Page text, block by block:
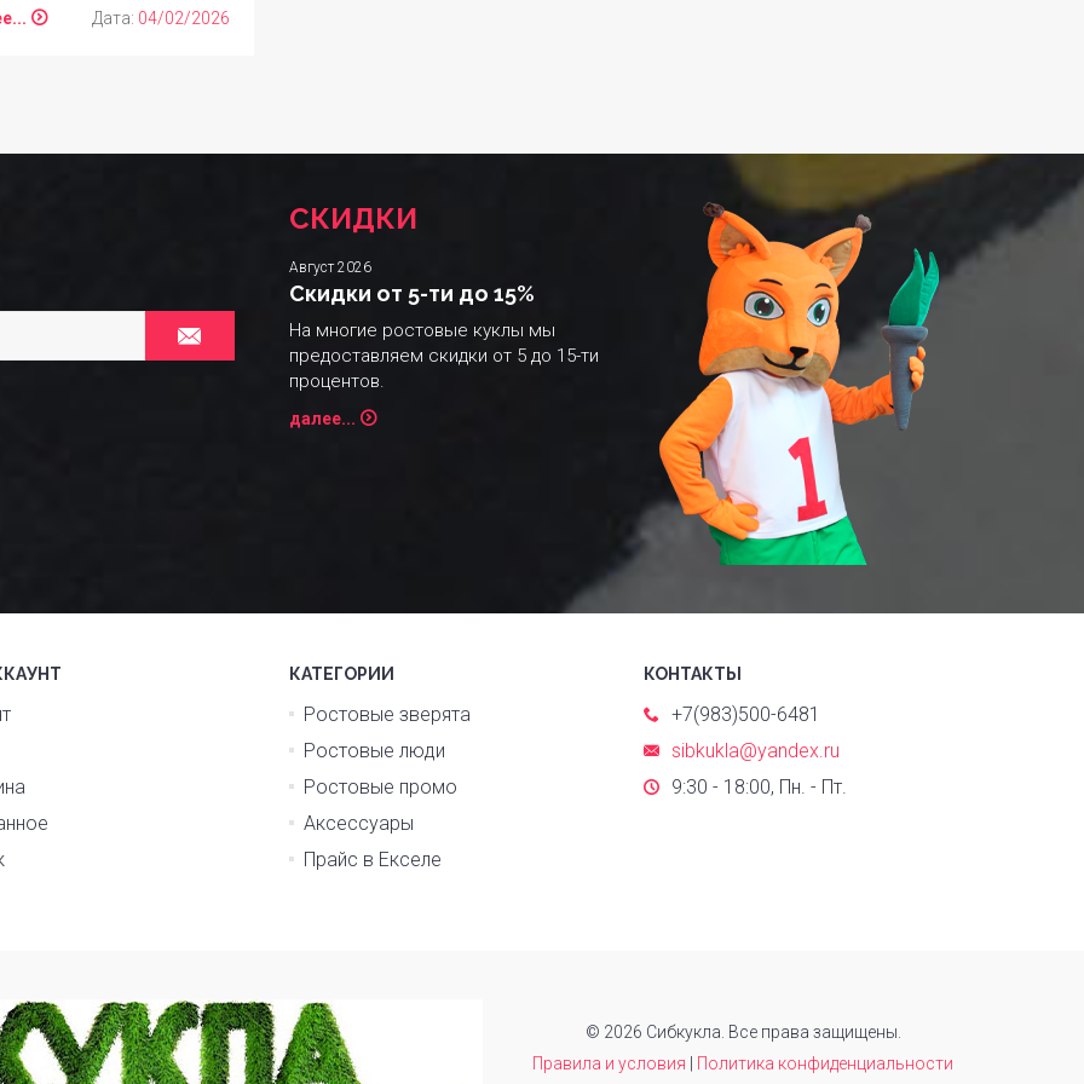
Дата: 04/02/2026
СКИДКИ
Август 2026
Скидки от 5-ти до 15%
На многие ростовые куклы мы
предоставляем скидки от 5 до 15-ти
процентов.
далее...
КАТЕГОРИИ
Ростовые зверята
Ростовые люди
Ростовые промо
Аксессуары
Прайс в Екселе
КОНТАКТЫ
+7(983)500-6481
sibkukla@yandex.ru
9:30 - 18:00, Пн. - Пт.
© 2026 Сибкукла. Все права защищены.
Правила и условия
Политика конфиденциальности